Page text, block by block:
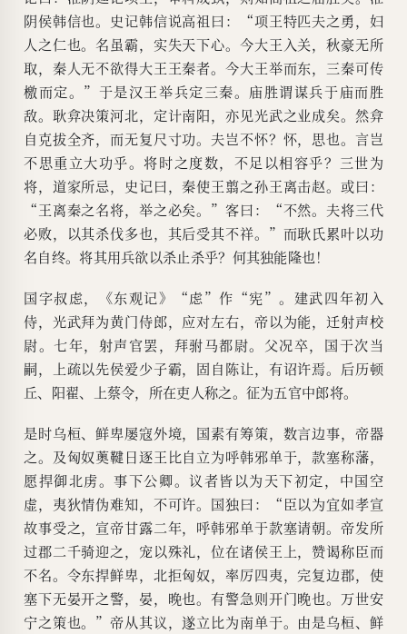
阴侯韩信也。史记韩信说高祖曰：“项王特匹夫之勇，妇
人之仁也。名虽霸，实失天下心。今大王入关，秋豪无所
取，秦人无不欲得大王王秦者。今大王举而东，三秦可传
檄而定。”于是汉王举兵定三秦。庙胜谓谋兵于庙而胜
敌。耿弇决策河北，定计南阳，亦见光武之业成矣。然弇
自克拔全齐，而无复尺寸功。夫岂不怀？怀，思也。言岂
不思重立大功乎。将时之度数，不足以相容乎？三世为
将，道家所忌，史记曰，秦使王翦之孙王离击赵。或曰：
“王离秦之名将，举之必矣。”客曰：“不然。夫将三代
必败，以其杀伐多也，其后受其不祥。”而耿氏累叶以功
名自终。将其用兵欲以杀止杀乎？何其独能隆也！
国字叔虑，《东观记》“虑”作“宪”。建武四年初入
侍，光武拜为黄门侍郎，应对左右，帝以为能，迁射声校
尉。七年，射声官罢，拜驸马都尉。父况卒，国于次当
嗣，上疏以先侯爱少子霸，固自陈让，有诏许焉。后历顿
丘、阳翟、上蔡令，所在吏人称之。征为五官中郎将。
是时乌桓、鲜卑屡寇外境，国素有筹策，数言边事，帝器
之。及匈奴薁鞬日逐王比自立为呼韩邪单于，款塞称藩，
愿捍御北虏。事下公卿。议者皆以为天下初定，中国空
虚，夷狄情伪难知，不可许。国独曰：“臣以为宜如孝宣
故事受之，宣帝甘露二年，呼韩邪单于款塞请朝。帝发所
过郡二千骑迎之，宠以殊礼，位在诸侯王上，赞谒称臣而
不名。令东捍鲜卑，北拒匈奴，率厉四夷，完复边郡，使
塞下无晏开之警，晏，晚也。有警急则开门晚也。万世安
宁之策也。”帝从其议，遂立比为南单于。由是乌桓、鲜